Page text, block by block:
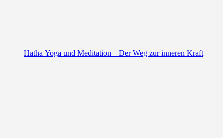
Hatha Yoga und Meditation – Der Weg zur inneren Kraft